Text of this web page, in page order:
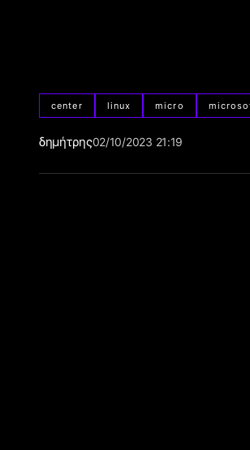
center linux micro
δημήτρης02/10/2023 21:19